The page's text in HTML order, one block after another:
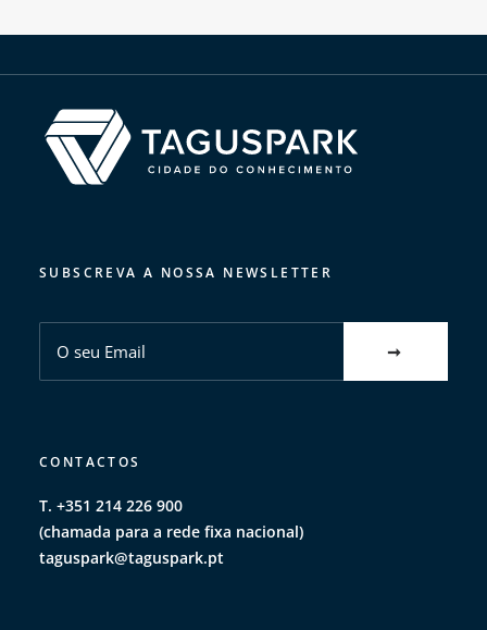
SUBSCREVA A NOSSA NEWSLETTER
CONTACTOS
T. +351 214 226 900
(chamada para a rede fixa nacional)
taguspark@taguspark.pt